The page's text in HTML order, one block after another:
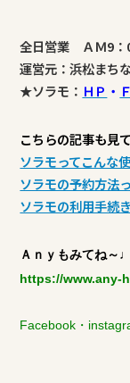
全日営業 ＡＭ9：
運営元：浜松まち
★ソラモ： ＨＰ ・
こちらの記事も見
ソラモってこんな
ソラモの予約方法
ソラモの利用手続
Ａｎｙもみてね～♩
https://www.any-
Facebook ・